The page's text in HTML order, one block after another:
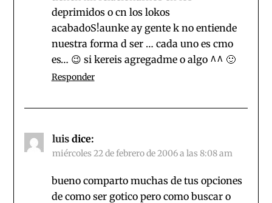
deprimidos o cn los lokos
acabadoS!aunke ay gente k no entiende
nuestra forma d ser … cada uno es cmo
es… 😉 si kereis agregadme o algo ^^ 🙂
Responder
luis dice:
miércoles 22 de febrero de 2006 a las 8:08 am
bueno comparto muchas de tus opciones
de como ser gotico pero como buscar o